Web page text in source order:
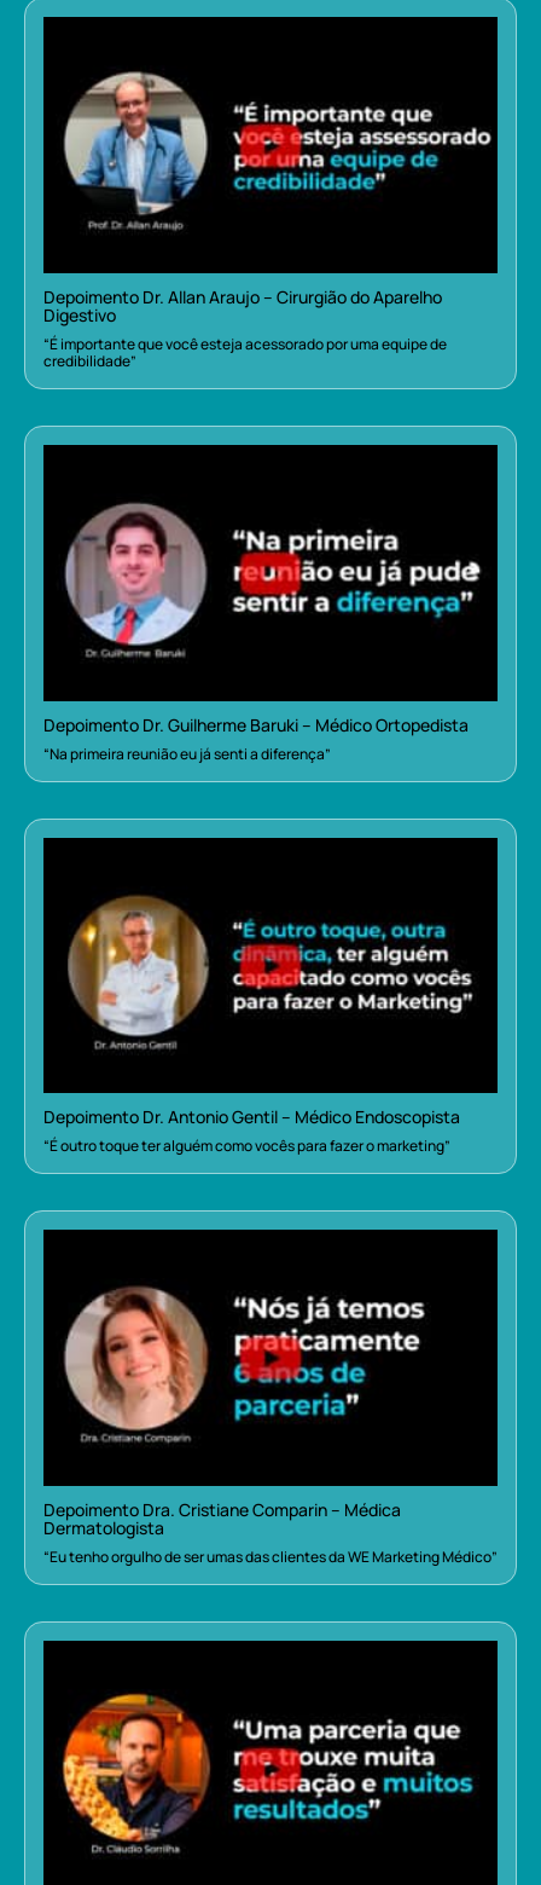
Depoimento Dr. Allan Araujo – Cirurgião do Aparelho
Digestivo
“É importante que você esteja acessorado por uma equipe de
credibilidade”
Depoimento Dr. Guilherme Baruki – Médico Ortopedista
“Na primeira reunião eu já senti a diferença”
Depoimento Dr. Antonio Gentil – Médico Endoscopista
“É outro toque ter alguém como vocês para fazer o marketing”
Depoimento Dra. Cristiane Comparin – Médica
Dermatologista
“Eu tenho orgulho de ser umas das clientes da WE Marketing Médico”